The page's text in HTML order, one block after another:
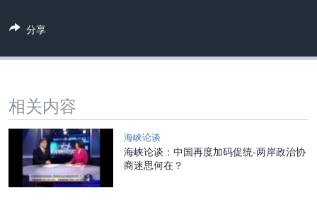
分享
相关内容
海峡论谈
海峡论谈：中国再度加码促统-两岸政治协
商迷思何在？